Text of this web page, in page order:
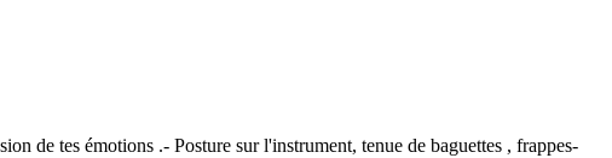
de tes émotions .- Posture sur l'instrument, tenue de baguettes , frappes-